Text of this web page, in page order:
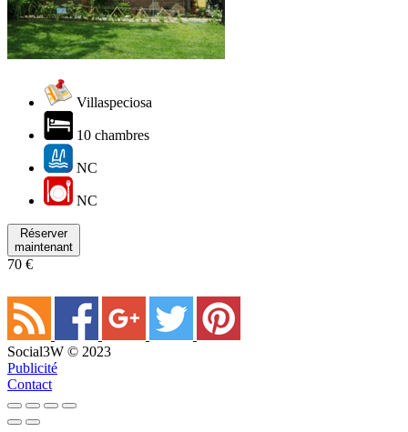
Villaspeciosa
10 chambres
NC
NC
Réserver
maintenant
70 €
Social3W © 2023
Publicité
Contact